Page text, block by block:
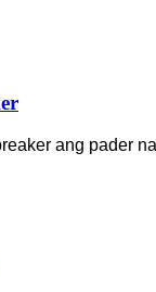
ang pader